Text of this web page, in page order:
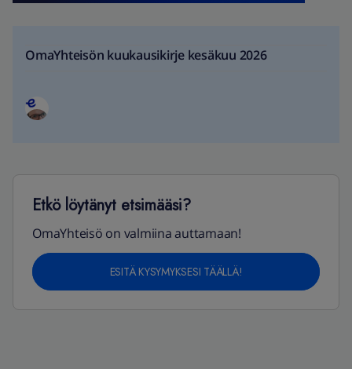
OmaYhteisön kuukausikirje kesäkuu 2026
Etkö löytänyt etsimääsi?
OmaYhteisö on valmiina auttamaan!
ESITÄ KYSYMYKSESI TÄÄLLÄ!